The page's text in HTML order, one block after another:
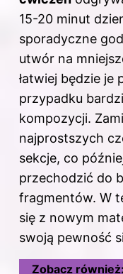
15-20 minut
sporadyczne
utwór na
łatwiej będzie je
przypadku
kompozycji.
najprostszych
sekcje, co
przechodzić do
fragmentów. W
się z nowym
swoją pewność
Zobacz również: